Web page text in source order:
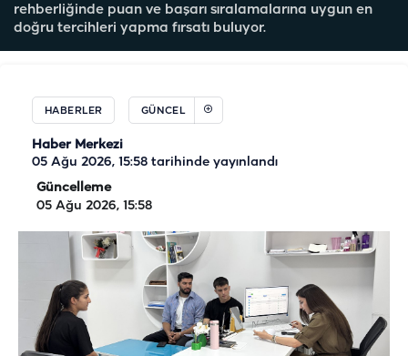
rehberliğinde puan ve başarı sıralamalarına uygun en
doğru tercihleri yapma fırsatı buluyor.
HABERLER GÜNCEL
Haber Merkezi
05 Ağu 2026, 15:58 tarihinde yayınlandı
Güncelleme
05 Ağu 2026, 15:58